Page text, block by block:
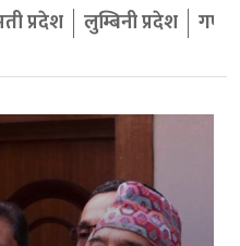
प्रदेश लुम्बिनी प्रदेश